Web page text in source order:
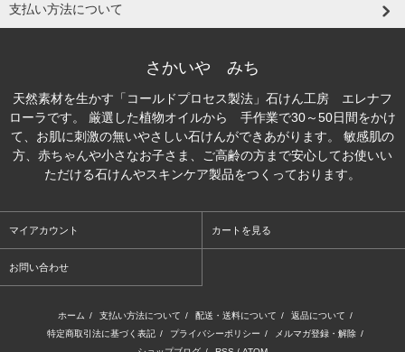
支払い方法について
さかいや みち
天然素材を生かす「コールドプロセス製法」石けん工房 エレナフ
ローラです。 厳選した植物オイルから 手作業で30～50日間をかけ
て、お肌に刺激の無いやさしい石けんができあがります。 敏感肌の
方、赤ちゃんや小さなお子さま、ご高齢の方まで安心してお使いい
ただける石けんやスキンケア製品をつくっております。
マイアカウント カートを見る
お問い合わせ
ホーム / 支払い方法について / 配送・送料について / 返品について /
特定商取引法に基づく表記 / プライバシーポリシー / メルマガ登録・解除 /